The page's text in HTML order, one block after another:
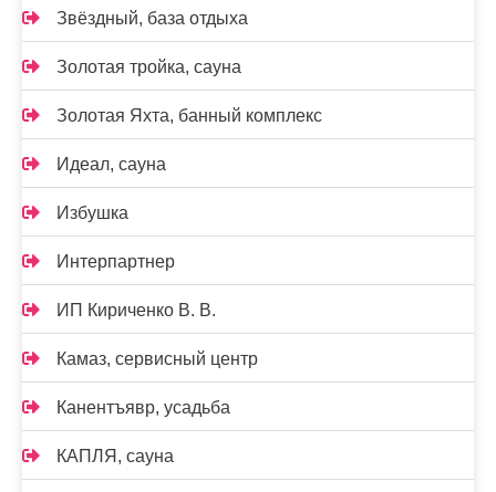
Звёздный, база отдыха
Золотая тройка, сауна
Золотая Яхта, банный комплекс
Идеал, сауна
Избушка
Интерпартнер
ИП Кириченко В. В.
Камаз, сервисный центр
Канентъявр, усадьба
КАПЛЯ, сауна